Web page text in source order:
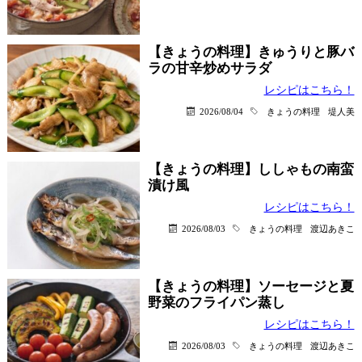
【きょうの料理】きゅうりと豚バ
ラの甘辛炒めサラダ
レシピはこちら！
2026/08/04 きょうの料理 堤人美
【きょうの料理】ししゃもの南蛮
漬け風
レシピはこちら！
2026/08/03 きょうの料理 渡辺あきこ
【きょうの料理】ソーセージと夏
野菜のフライパン蒸し
レシピはこちら！
2026/08/03 きょうの料理 渡辺あきこ